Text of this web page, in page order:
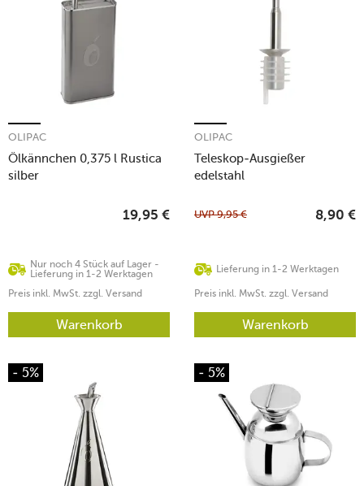
Ölkännchen 0,375 l Rustica
silber
OLIPAC
Nur noch 4 Stück auf Lager -
Lieferung in 1-2 Werktagen
19,95 €
Preis inkl. MwSt. zzgl. Versand
Warenkorb
Teleskop-Ausgießer
edelstahl
OLIPAC
Lieferung in 1-2 Werktagen
UVP9,95 € 8,90 €
Preis inkl. MwSt. zzgl. Versand
Warenkorb
- 5% - 5%